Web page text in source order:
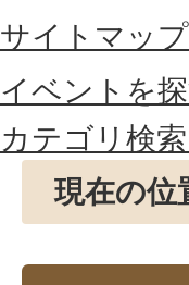
サイトマップ
イベントを
カテゴリ検
現在の位